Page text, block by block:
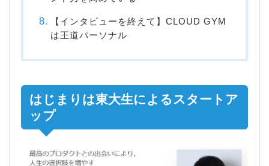
【インタビューを終えて】CLOUD GYM
は王道パーソナル
はじまりは東大生によるスタートア
ップ